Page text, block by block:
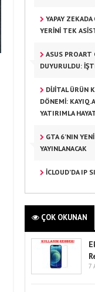
YAPAY
YERINI TEK
ASUS PROART
DUYURULDU:
DİJİTAL ÜRÜN
DÖNEMİ:
YATIRIMLA
GTA 6’NIN
YAYINLANACAK
ICLOUD’DA IP
ÇOK OKUNAN
7